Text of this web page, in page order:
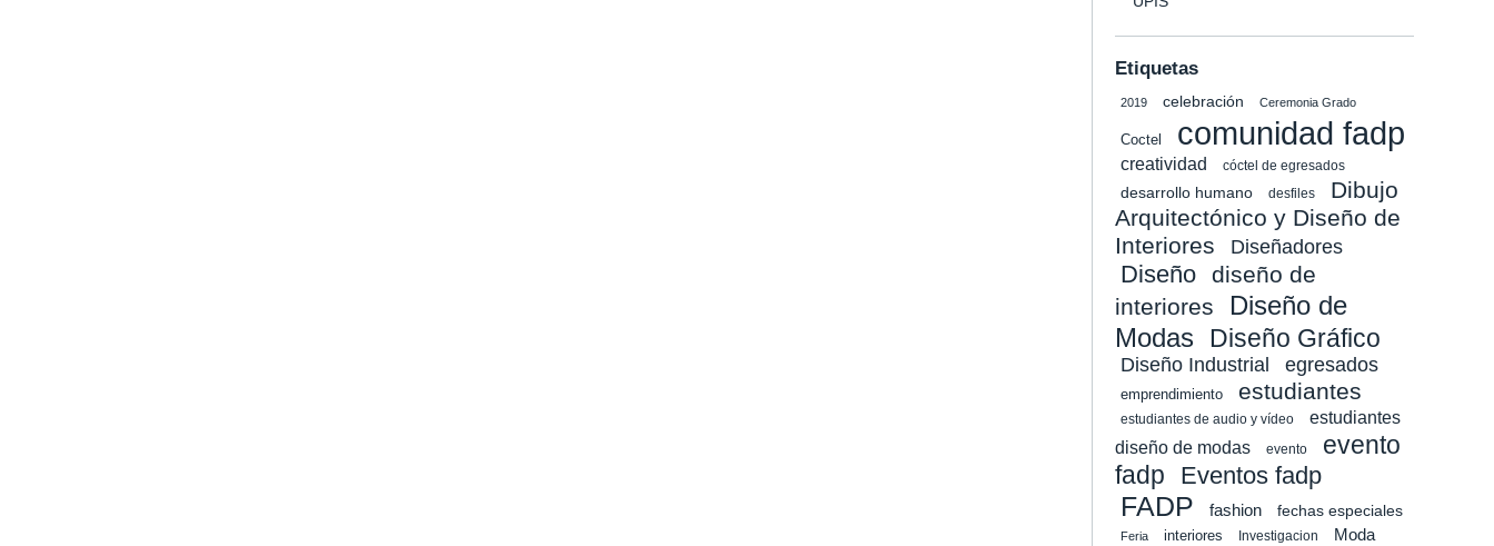
Etiquetas
2019 celebración Ceremonia Grado
Coctel comunidad fadp
creatividad cóctel de egresados
desarrollo humano desfiles
Dibujo
Arquitectónico y Diseño de
Interiores
Diseñadores
Diseño
diseño de
interiores
Diseño de
Modas Diseño Gráfico
Diseño Industrial egresados
emprendimiento estudiantes
estudiantes de audio y vídeo
estudiantes
diseño de modas
evento
evento
fadp
Eventos fadp
FADP fashion fechas especiales
Feria interiores Investigacion Moda